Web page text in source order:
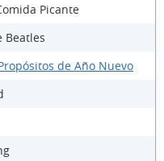
Picante
Beatles
de Año Nuevo